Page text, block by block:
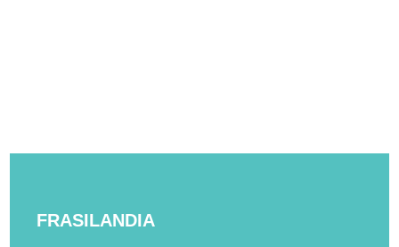
FRASILANDIA